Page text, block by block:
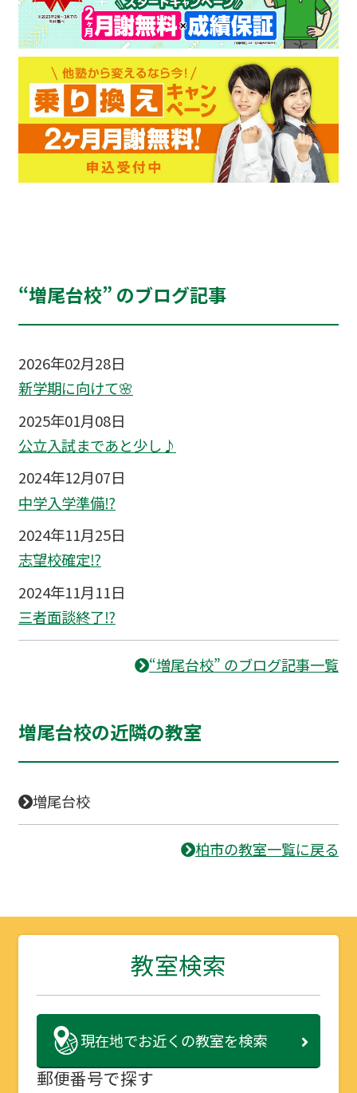
“増尾台校” のブログ記事
2026年02月28日
新学期に向けて🌸
2025年01月08日
公立入試まであと少し♪
2024年12月07日
中学入学準備⁉
2024年11月25日
志望校確定⁉
2024年11月11日
三者面談終了⁉
“増尾台校” のブログ記事一覧
増尾台校の近隣の教室
増尾台校
柏市の教室一覧に戻る
教室検索
現在地でお近くの教室を検索
郵便番号で探す